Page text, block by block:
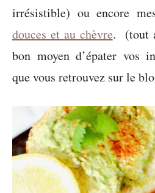
irrésistible) ou encore
douces et au chèvre. (tout
bon moyen d’épater vos
que vous retrouvez sur le